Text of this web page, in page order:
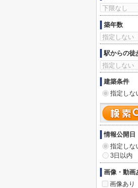
築年数
駅からの徒
建築条件
指定しな
情報公開日
指定しな
3日以内
画像・動画
画像あり